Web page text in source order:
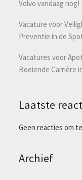
Volvo vandaag nog!
Vacature voor
Preventie in de
Vacatures voor
Boeiende Carrière
Laatste
Geen reacties om
Archief